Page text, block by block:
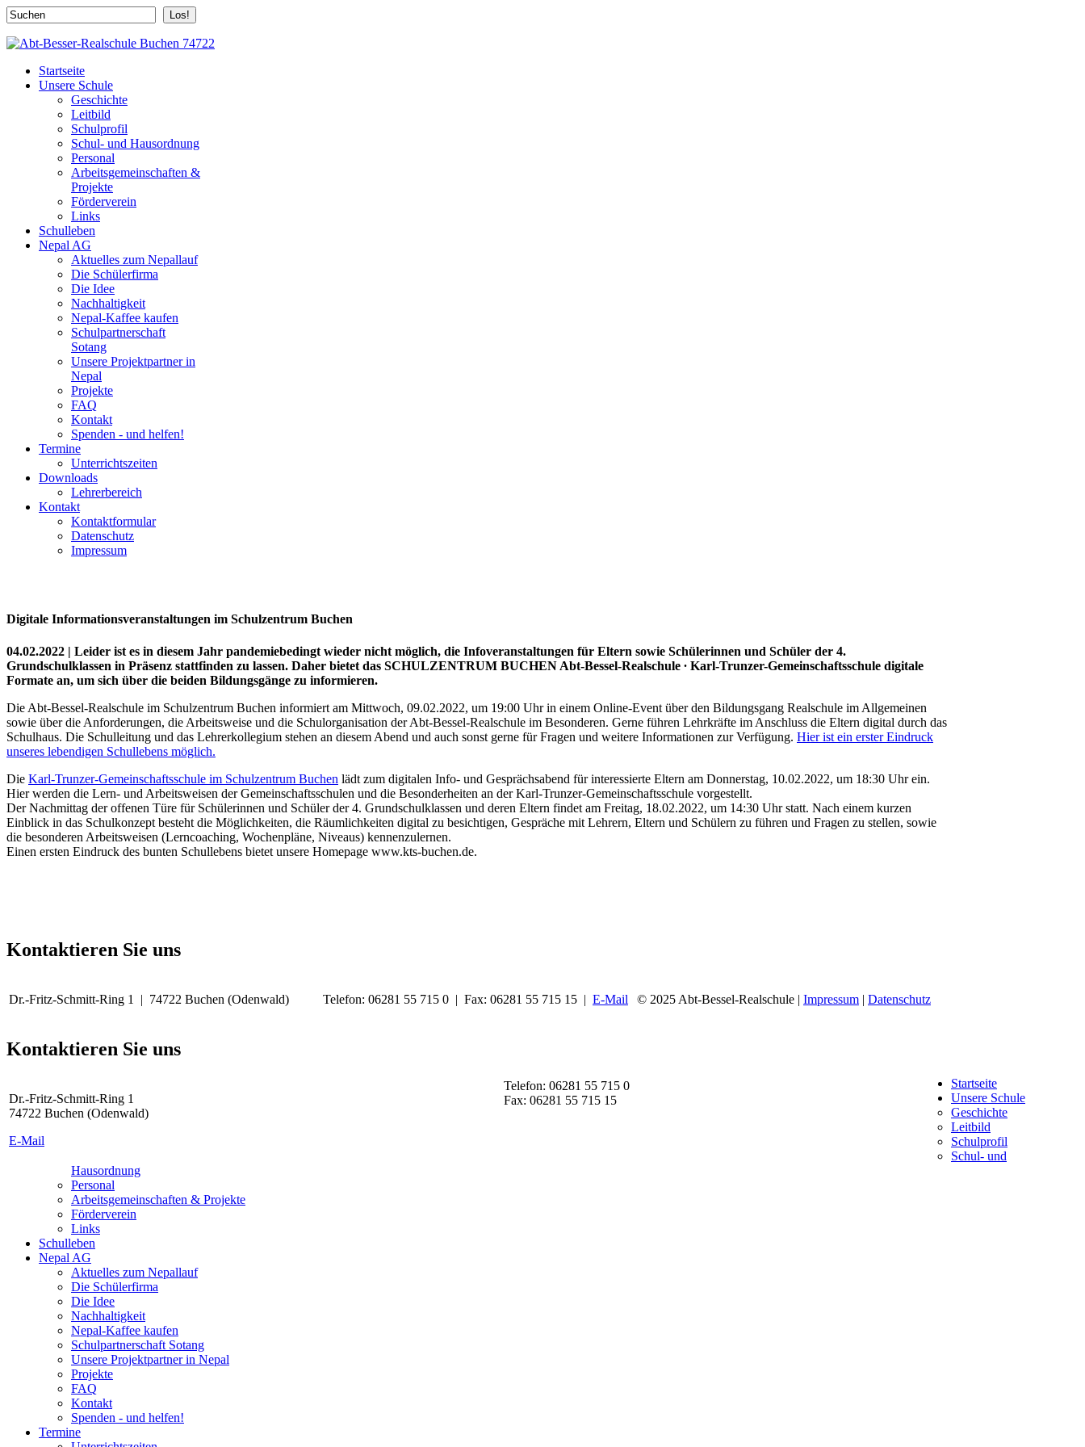
Los!
Startseite
Unsere Schule
Geschichte
Leitbild
Schulprofil
Schul- und Hausordnung
Personal
Arbeitsgemeinschaften &
Projekte
Förderverein
Links
Schulleben
Nepal AG
Aktuelles zum Nepallauf
Die Schülerfirma
Die Idee
Nachhaltigkeit
Nepal-Kaffee kaufen
Schulpartnerschaft
Sotang
Unsere Projektpartner in
Nepal
Projekte
FAQ
Kontakt
Spenden - und helfen!
Termine
Unterrichtszeiten
Downloads
Lehrerbereich
Kontakt
Kontaktformular
Datenschutz
Impressum
Digitale Informationsveranstaltungen im Schulzentrum Buchen
04.02.2022 | Leider ist es in diesem Jahr pandemiebedingt wieder nicht möglich, die Infoveranstaltungen für Eltern sowie Schülerinnen und Schüler der 4.
Grundschulklassen in Präsenz stattfinden zu lassen. Daher bietet das SCHULZENTRUM BUCHEN Abt-Bessel-Realschule ∙ Karl-Trunzer-Gemeinschaftsschule digitale
Formate an, um sich über die beiden Bildungsgänge zu informieren.
Die Abt-Bessel-Realschule im Schulzentrum Buchen informiert am Mittwoch, 09.02.2022, um 19:00 Uhr in einem Online-Event über den Bildungsgang Realschule im Allgemeinen
sowie über die Anforderungen, die Arbeitsweise und die Schulorganisation der Abt-Bessel-Realschule im Besonderen. Gerne führen Lehrkräfte im Anschluss die Eltern digital durch das
Schulhaus. Die Schulleitung und das Lehrerkollegium stehen an diesem Abend und auch sonst gerne für Fragen und weitere Informationen zur Verfügung. Hier ist ein erster Eindruck
unseres lebendigen Schullebens möglich.
Die Karl-Trunzer-Gemeinschaftsschule im Schulzentrum Buchen lädt zum digitalen Info- und Gesprächsabend für interessierte Eltern am Donnerstag, 10.02.2022, um 18:30 Uhr ein.
Hier werden die Lern- und Arbeitsweisen der Gemeinschaftsschulen und die Besonderheiten an der Karl-Trunzer-Gemeinschaftsschule vorgestellt.
Der Nachmittag der offenen Türe für Schülerinnen und Schüler der 4. Grundschulklassen und deren Eltern findet am Freitag, 18.02.2022, um 14:30 Uhr statt. Nach einem kurzen
Einblick in das Schulkonzept besteht die Möglichkeiten, die Räumlichkeiten digital zu besichtigen, Gespräche mit Lehrern, Eltern und Schülern zu führen und Fragen zu stellen, sowie
die besonderen Arbeitsweisen (Lerncoaching, Wochenpläne, Niveaus) kennenzulernen.
Einen ersten Eindruck des bunten Schullebens bietet unsere Homepage www.kts-buchen.de.
Kontaktieren Sie uns
Dr.-Fritz-Schmitt-Ring 1 | 74722 Buchen (Odenwald) Telefon: 06281 55 715 0 | Fax: 06281 55 715 15 | E-Mail © 2025 Abt-Bessel-Realschule | Impressum | Datenschutz
Kontaktieren Sie uns
Dr.-Fritz-Schmitt-Ring 1
74722 Buchen (Odenwald)
E-Mail
Telefon: 06281 55 715 0
Fax: 06281 55 715 15
Startseite
Unsere Schule
Geschichte
Leitbild
Schulprofil
Schul- und
Hausordnung
Personal
Arbeitsgemeinschaften & Projekte
Förderverein
Links
Schulleben
Nepal AG
Aktuelles zum Nepallauf
Die Schülerfirma
Die Idee
Nachhaltigkeit
Nepal-Kaffee kaufen
Schulpartnerschaft Sotang
Unsere Projektpartner in Nepal
Projekte
FAQ
Kontakt
Spenden - und helfen!
Termine